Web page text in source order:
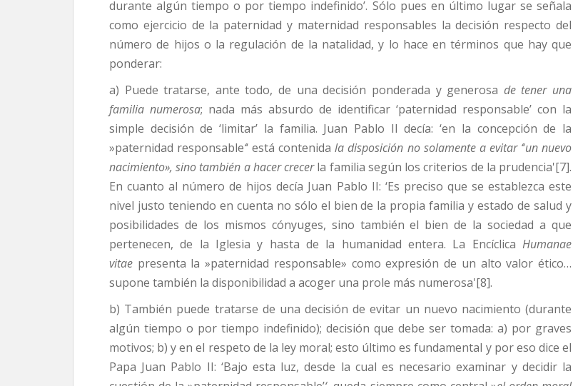
durante algún tiempo o por tiempo indefinido’. Sólo pues en último lugar se señala
como ejercicio de la paternidad y maternidad responsables la decisión respecto del
número de hijos o la regulación de la natalidad, y lo hace en términos que hay que
ponderar:
a) Puede tratarse, ante todo, de una decisión ponderada y generosa de tener una
familia numerosa; nada más absurdo de identificar ‘paternidad responsable’ con la
simple decisión de ‘limitar’ la familia. Juan Pablo II decía: ‘en la concepción de la
»paternidad responsable‘‘ está contenidala disposición no solamente a evitar ‘‘un nuevo
nacimiento», sino también a hacer crecerla familia según los criterios de la prudencia'[7].
En cuanto al número de hijos decía Juan Pablo II: ‘Es preciso que se establezca este
nivel justo teniendo en cuenta no sólo el bien de la propia familia y estado de salud y
posibilidades de los mismos cónyuges, sino también el bien de la sociedad a que
pertenecen, de la Iglesia y hasta de la humanidad entera. La Encíclica Humanae
vitae presenta la »paternidad responsable» como expresión de un alto valor ético…
supone también la disponibilidad a acoger una prole más numerosa'[8].
b) También puede tratarse de una decisión de evitar un nuevo nacimiento (durante
algún tiempo o por tiempo indefinido); decisión que debe ser tomada: a) por graves
motivos; b) y en el respeto de la ley moral; esto último es fundamental y por eso dice el
Papa Juan Pablo II: ‘Bajo esta luz, desde la cual es necesario examinar y decidir la